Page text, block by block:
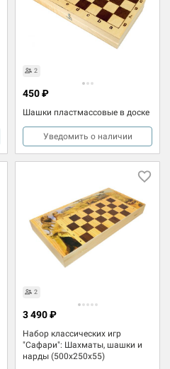
2
Шашки пластмассовые в доске
450 ₽
Уведомить о наличии
2
Набор классических игр
"Сафари": Шахматы, шашки и
нарды (500x250x55)
3 490 ₽